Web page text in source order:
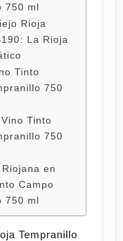
750 ml
Rioja
La Rioja
Tinto
750
Tinto
750
en
Campo
750 ml
Tempranillo